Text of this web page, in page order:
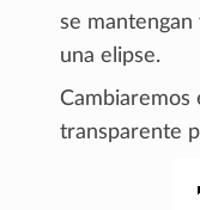
se
una elipse.
Cambiaremos
transparente